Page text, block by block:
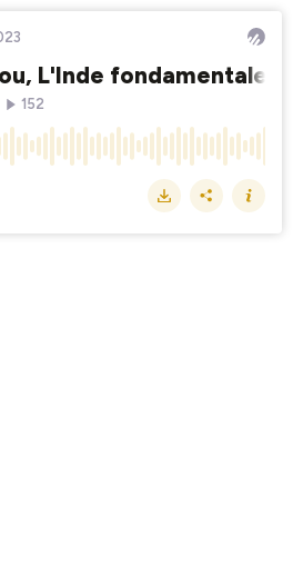
L'Inde fondamentale
152